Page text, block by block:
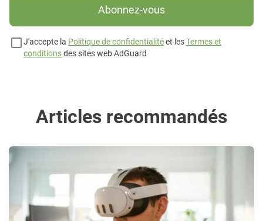
Abonnez-vous
J'accepte la Politique de confidentialitéet lesTermes et
conditionsdes sites web AdGuard
Articles recommandés